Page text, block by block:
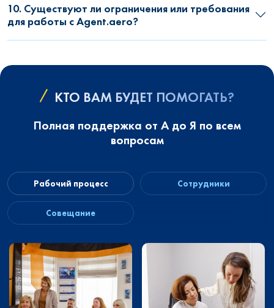
10. Существуют ли ограничения или требования
для работы с Agent.aero?
КТО ВАМ БУДЕТ ПОМОГАТЬ?
Полная поддержка от А до Я по всем
вопросам
Рабочий процесс Сотрудники
Совещание